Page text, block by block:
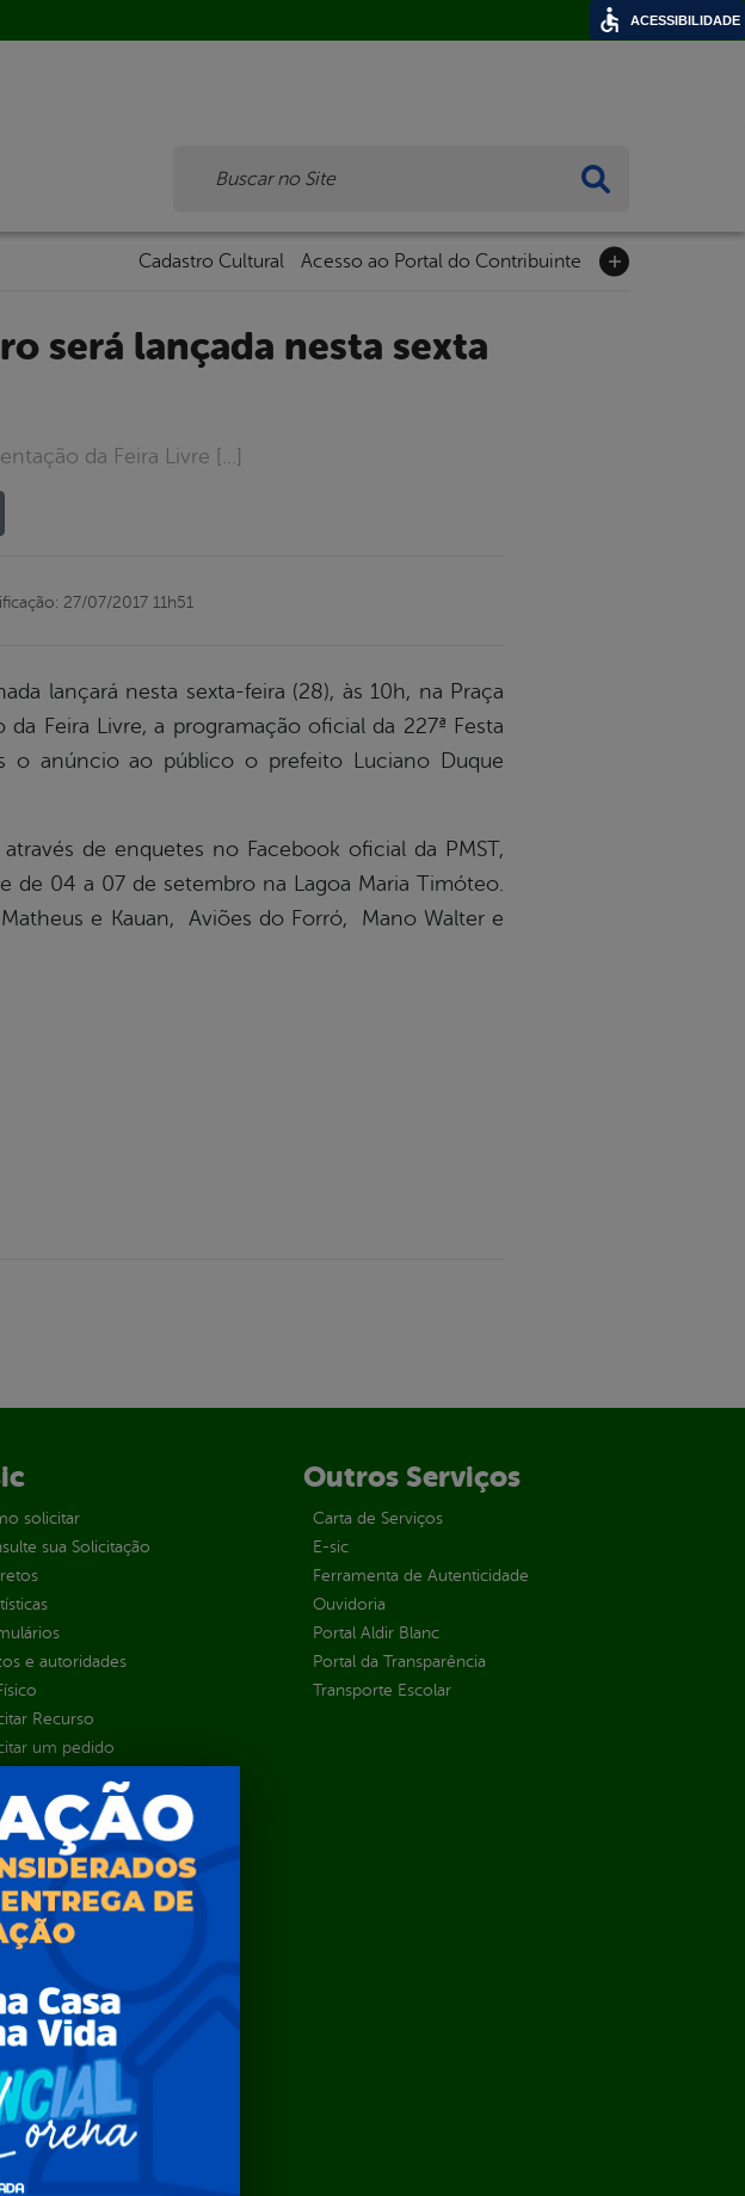
Cadastro Cultural Acesso ao Portal do Contribuinte
da Feira Livre […]
27/07/2017 11h51
lançará nesta sexta-feira (28), às 10h, na Praça
Feira Livre, a programação oficial da 227ª Festa
o anúncio ao público o prefeito Luciano Duque
de enquetes no Facebook oficial da PMST,
de 04 a 07 de setembro na Lagoa Maria Timóteo.
e Kauan, Aviões do Forró, Mano Walter e
solicitar
sua Solicitação
e autoridades
Recurso
um pedido
Outros Serviços
Carta de Serviços
E-sic
Ferramenta de Autenticidade
Ouvidoria
Portal Aldir Blanc
Portal da Transparência
Transporte Escolar
ACESSIBILIDADE